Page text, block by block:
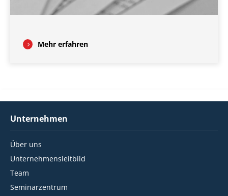
Mehr erfahren
Unternehmen
Über uns
Unternehmensleitbild
Team
Seminarzentrum